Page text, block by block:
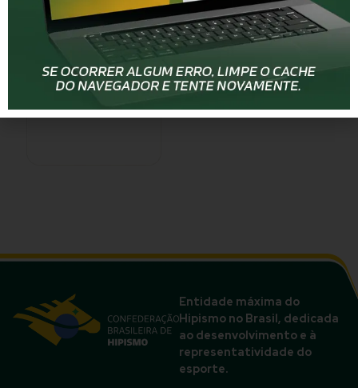
Entidade máxima do
Hipismo no Brasil, dedicada
ao desenvolvimento e à
representatividade do
esporte.